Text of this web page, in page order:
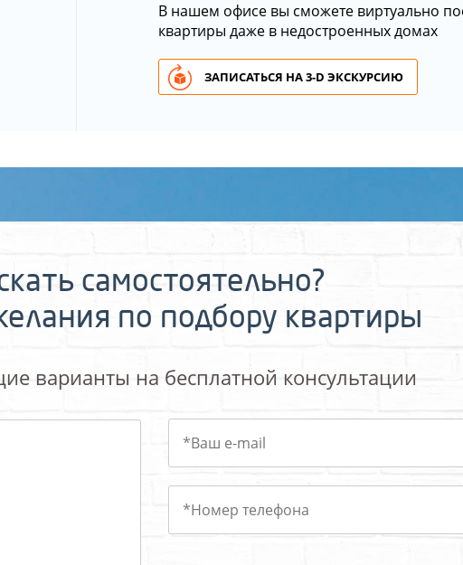
В нашем офисе вы сможете виртуально
квартиры даже в недостроенных домах
ЗАПИСАТЬСЯ НА 3-D ЭКСКУРСИЮ
самостоятельно?
по подбору квартиры
варианты на бесплатной консультации